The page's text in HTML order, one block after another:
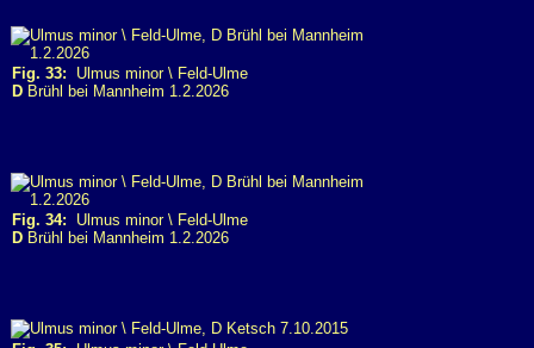
Fig. 33: Ulmus minor \ Feld-Ulme
D Brühl bei Mannheim 1.2.2026
Fig. 34: Ulmus minor \ Feld-Ulme
D Brühl bei Mannheim 1.2.2026